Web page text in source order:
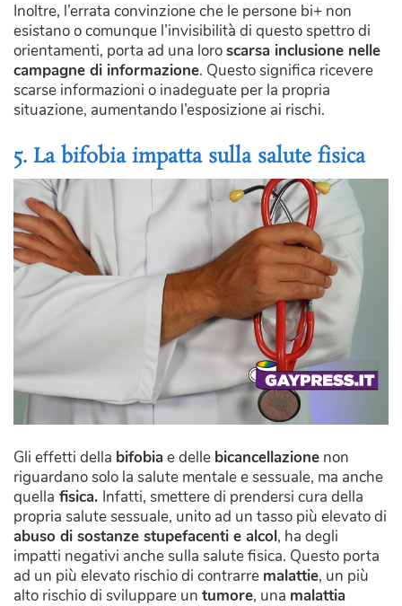
Inoltre, l’errata convinzione che le persone bi+ non
esistano o comunque l’invisibilità di questo spettro di
orientamenti, porta ad una loroscarsa inclusione nelle
campagne di informazione. Questo significa ricevere
scarse informazioni o inadeguate per la propria
situazione, aumentando l’esposizione ai rischi.
5. La bifobia impatta sulla salute fisica
Gli effetti della bifobiae delle bicancellazione non
riguardano solo la salute mentale e sessuale, ma anche
quella fisica. Infatti, smettere di prendersi cura della
propria salute sessuale, unito ad un tasso più elevato di
abuso di sostanze stupefacenti e alcol, ha degli
impatti negativi anche sulla salute fisica. Questo porta
ad un più elevato rischio di contrarre malattie, un più
alto rischio di sviluppare un tumore, una malattia